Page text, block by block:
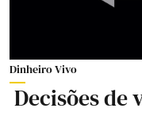
Dinheiro Vivo
Decisões de